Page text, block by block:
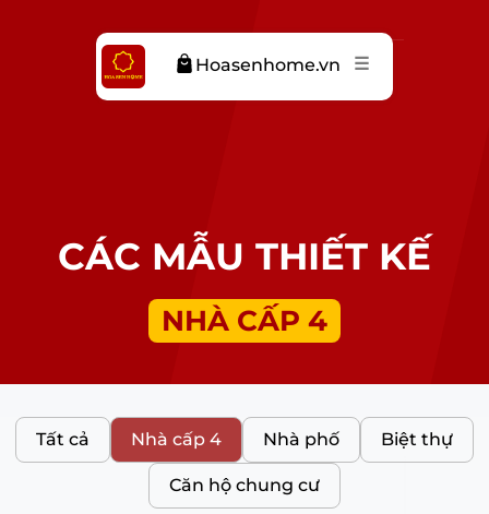
Hoasenhome.vn ☰
CÁC MẪU THIẾT KẾ
NHÀ CẤP 4
Tất cả Nhà cấp 4 Nhà phố Biệt thự
Căn hộ chung cư